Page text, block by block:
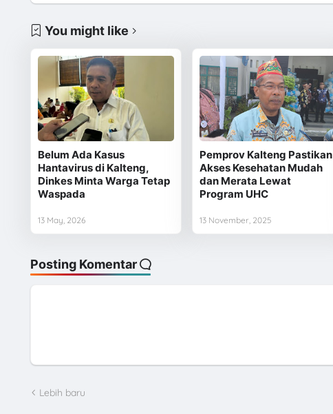
You might like
Belum Ada Kasus
Hantavirus di Kalteng,
Dinkes Minta Warga Tetap
Waspada
13 May, 2026
Pemprov Kalteng Pastikan
Akses Kesehatan Mudah
dan Merata Lewat
Program UHC
13 November, 2025
Posting Komentar
Lebih baru